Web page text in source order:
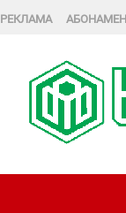
РЕКЛАМА